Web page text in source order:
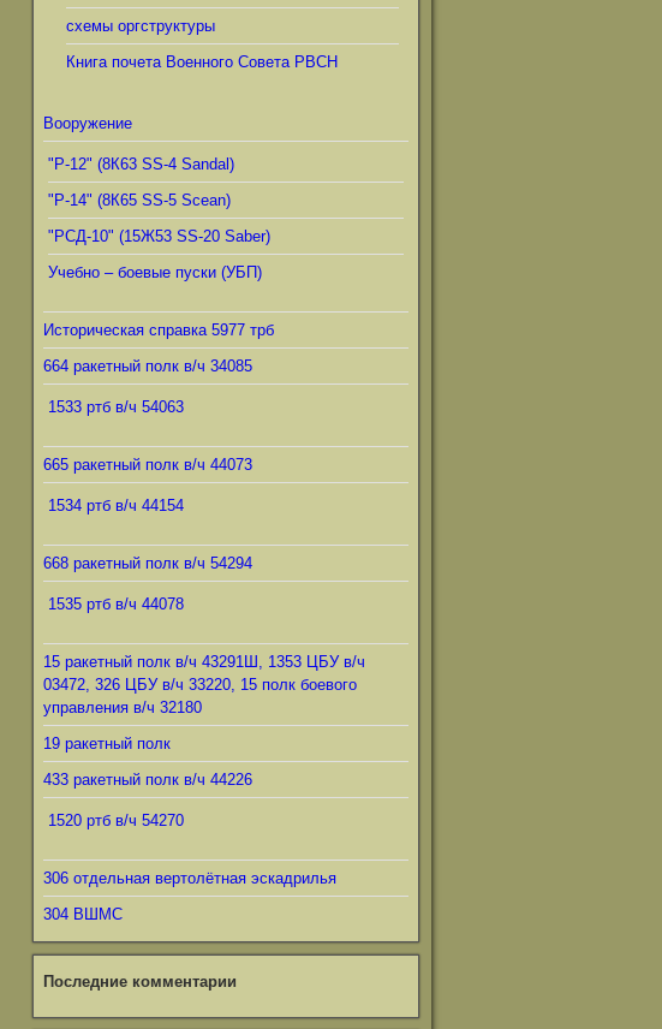
схемы оргструктуры
Книга почета Военного Совета РВСН
Вооружение
"Р-12" (8К63 SS-4 Sandal)
"Р-14" (8К65 SS-5 Scean)
"РСД-10" (15Ж53 SS-20 Saber)
Учебно – боевые пуски (УБП)
Историческая справка 5977 трб
664 ракетный полк в/ч 34085
1533 ртб в/ч 54063
665 ракетный полк в/ч 44073
1534 ртб в/ч 44154
668 ракетный полк в/ч 54294
1535 ртб в/ч 44078
15 ракетный полк в/ч 43291Ш, 1353 ЦБУ в/ч
03472, 326 ЦБУ в/ч 33220, 15 полк боевого
управления в/ч 32180
19 ракетный полк
433 ракетный полк в/ч 44226
1520 ртб в/ч 54270
306 отдельная вертолётная эскадрилья
304 ВШМС
Последние комментарии